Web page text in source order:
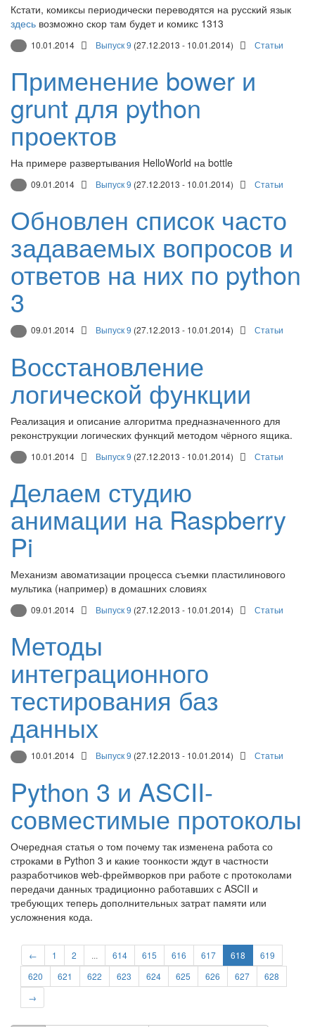
Кстати, комиксы периодически переводятся на русский язык
здесь возможно скор там будет и комикс 1313
10.01.2014 Выпуск 9 (27.12.2013 - 10.01.2014) Статьи
Применение bower и
grunt для python
проектов
На примере развертывания HelloWorld на bottle
09.01.2014 Выпуск 9 (27.12.2013 - 10.01.2014) Статьи
Обновлен список часто
задаваемых вопросов и
ответов на них по python
3
09.01.2014 Выпуск 9 (27.12.2013 - 10.01.2014) Статьи
Восстановление
логической функции
Реализация и описание алгоритма предназначенного для
реконструкции логических функций методом чёрного ящика.
10.01.2014 Выпуск 9 (27.12.2013 - 10.01.2014) Статьи
Делаем студию
анимации на Raspberry
Pi
Механизм авоматизации процесса съемки пластилинового
мультика (например) в домашних словиях
09.01.2014 Выпуск 9 (27.12.2013 - 10.01.2014) Статьи
Методы
интеграционного
тестирования баз
данных
10.01.2014 Выпуск 9 (27.12.2013 - 10.01.2014) Статьи
Python 3 и ASCII-
совместимые протоколы
Очередная статья о том почему так изменена работа со
строками в Python 3 и какие тоонкости ждут в частности
разработчиков web-фреймворков при работе с протоколами
передачи данных традиционно работавших с ASCII и
требующих теперь дополнительных затрат памяти или
усложнения кода.
← 1 2 ... 614 615 616 617 618
619
620
621 622 623 624 625 626 627
628
→